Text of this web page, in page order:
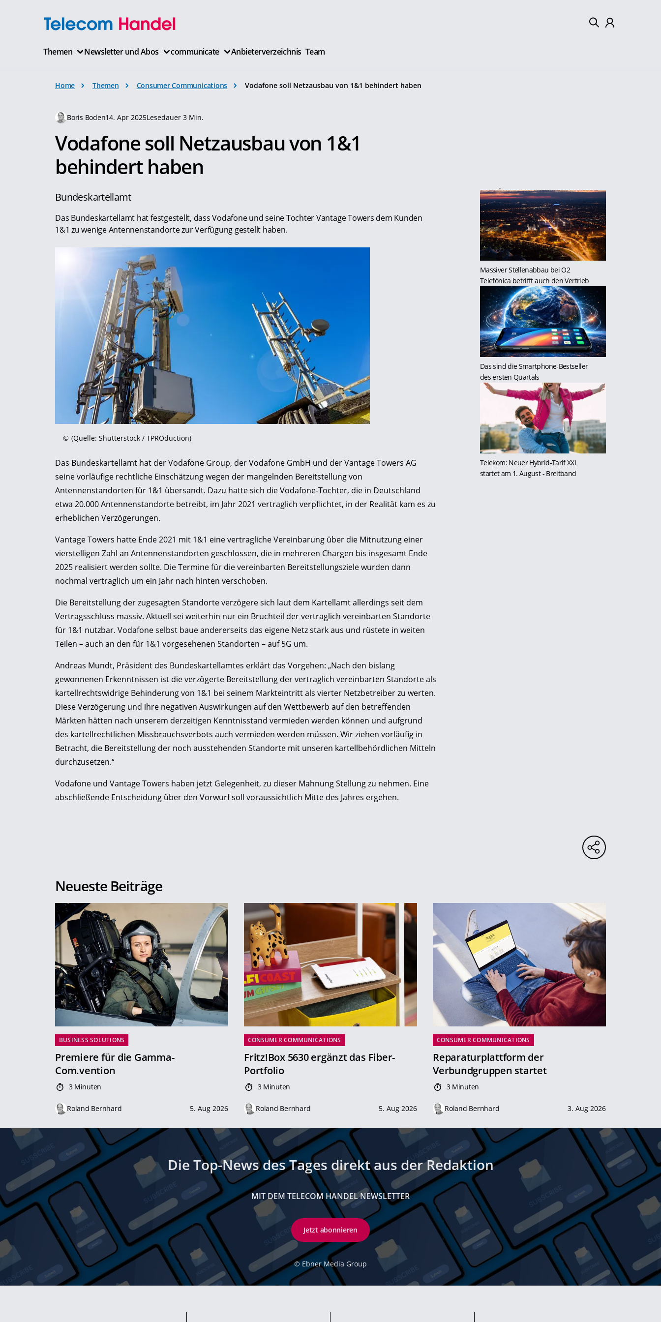
Themen Newsletter und Abos communicate Anbieterverzeichnis Team
Home Themen Consumer Communications Vodafone soll Netzausbau von 1&1 behindert haben
Boris Boden14. Apr 2025Lesedauer 3 Min.
Vodafone soll Netzausbau von 1&1
behindert haben
Bundeskartellamt
Das Bundeskartellamt hat festgestellt, dass Vodafone und seine Tochter Vantage Towers dem Kunden
1&1 zu wenige Antennenstandorte zur Verfügung gestellt haben.
© (Quelle: Shutterstock / TPROduction)
Das Bundeskartellamt hat der Vodafone Group, der Vodafone GmbH und der Vantage Towers AG
seine vorläufige rechtliche Einschätzung wegen der mangelnden Bereitstellung von
Antennenstandorten für 1&1 übersandt. Dazu hatte sich die Vodafone-Tochter, die in Deutschland
etwa 20.000 Antennenstandorte betreibt, im Jahr 2021 vertraglich verpflichtet, in der Realität kam es zu
erheblichen Verzögerungen.
Vantage Towers hatte Ende 2021 mit 1&1 eine vertragliche Vereinbarung über die Mitnutzung einer
vierstelligen Zahl an Antennenstandorten geschlossen, die in mehreren Chargen bis insgesamt Ende
2025 realisiert werden sollte. Die Termine für die vereinbarten Bereitstellungsziele wurden dann
nochmal vertraglich um ein Jahr nach hinten verschoben.
Die Bereitstellung der zugesagten Standorte verzögere sich laut dem Kartellamt allerdings seit dem
Vertragsschluss massiv. Aktuell sei weiterhin nur ein Bruchteil der vertraglich vereinbarten Standorte
für 1&1 nutzbar. Vodafone selbst baue andererseits das eigene Netz stark aus und rüstete in weiten
Teilen – auch an den für 1&1 vorgesehenen Standorten – auf 5G um.
Andreas Mundt, Präsident des Bundeskartellamtes erklärt das Vorgehen: „Nach den bislang
gewonnenen Erkenntnissen ist die verzögerte Bereitstellung der vertraglich vereinbarten Standorte als
kartellrechtswidrige Behinderung von 1&1 bei seinem Markteintritt als vierter Netzbetreiber zu werten.
Diese Verzögerung und ihre negativen Auswirkungen auf den Wettbewerb auf den betreffenden
Märkten hätten nach unserem derzeitigen Kenntnisstand vermieden werden können und aufgrund
des kartellrechtlichen Missbrauchsverbots auch vermieden werden müssen. Wir ziehen vorläufig in
Betracht, die Bereitstellung der noch ausstehenden Standorte mit unseren kartellbehördlichen Mitteln
durchzusetzen.“
Vodafone und Vantage Towers haben jetzt Gele­genheit, zu dieser Mahnung Stellung zu nehmen. Eine
abschließende Entscheidung über den Vorwurf soll voraussichtlich Mitte des Jahres ergehen.
DAS KÖNNTE SIE AUCH INTERESSIEREN:
Massiver Stellenabbau bei O2
Telefónica betrifft auch den Vertrieb
Das sind die Smartphone-Bestseller
des ersten Quartals
Telekom: Neuer Hybrid-Tarif XXL
startet am 1. August- Breitband
Neueste Beiträge
BUSINESS SOLUTIONS
Premiere für die Gamma-
Com.vention
3 Minuten
Roland Bernhard 5. Aug 2026
CONSUMER COMMUNICATIONS
Fritz!Box 5630 ergänzt das Fiber-
Portfolio
3 Minuten
Roland Bernhard 5. Aug 2026
CONSUMER COMMUNICATIONS
Reparaturplattform der
Verbundgruppen startet
3 Minuten
Roland Bernhard 3. Aug 2026
Die Top-News des Tages direkt aus der Redaktion
MIT DEM TELECOM HANDEL NEWSLETTER
Jetzt abonnieren
© Ebner Media Group